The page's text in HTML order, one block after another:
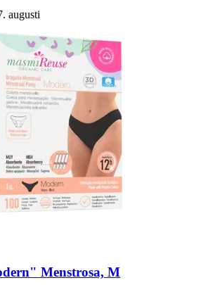
augusti
Menstrosa, M